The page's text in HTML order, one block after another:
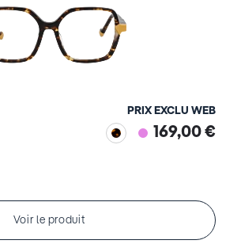
PRIX EXCLU WEB
169,00 €
Voir le produit